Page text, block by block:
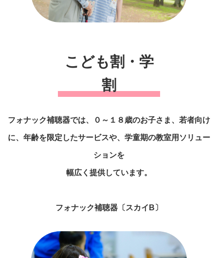
こども割・学
割
フォナック補聴器では、 ０～１８歳のお子さま、 若者向け
に、年齢を限定したサービスや、 学童期の教室用ソリュー
ションを
幅広く提供しています。
フォナック補聴器〔スカイB〕